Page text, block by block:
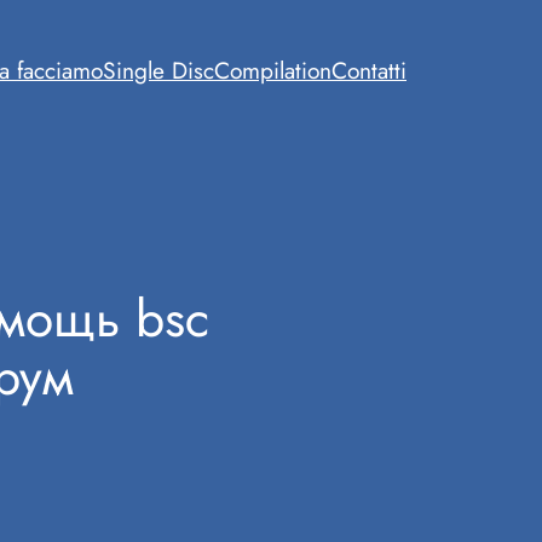
facciamoSingle DiscCompilationContatti
bsc